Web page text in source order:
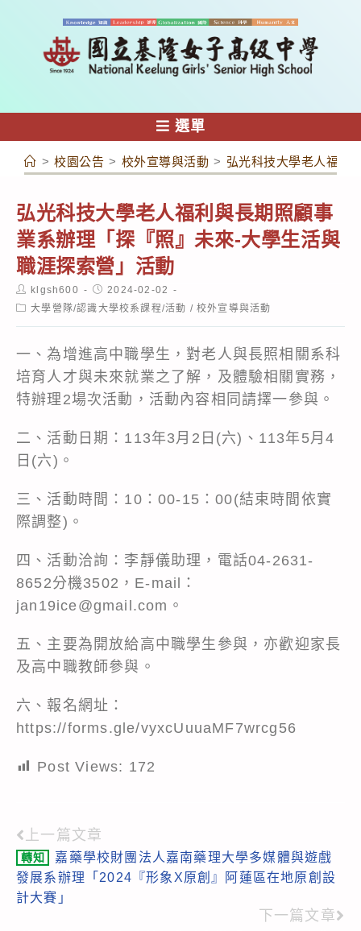
容
選單
> 校園公告 > 校外宣導與活動 > 弘光科技大學老人福利
弘光科技大學老人福利與長期照顧事
業系辦理「探『照』未來-大學生活與
職涯探索營」活動
Post
author:
klgsh600
Post
published:
2024-02-02
Post大學營隊/認識大學校系課程/活動 / 校外宣導與活動
一、為增進高中職學生，對老人與長照相關系科
培育人才與未來就業之了解，及體驗相關實務，
特辦理2場次活動，活動內容相同請擇一參與。
二、活動日期：113年3月2日(六)、113年5月4
日(六)。
三、活動時間：10：00-15：00(結束時間依實
際調整)。
四、活動洽詢：李靜儀助理，電話04-2631-
8652分機3502，E-mail：
jan19ice@gmail.com。
五、主要為開放給高中職學生參與，亦歡迎家長
及高中職教師參與。
六、報名網址：
https://forms.gle/vyxcUuuaMF7wrcg56
Post Views: 172
Read
more
articles
上一篇文章
轉知
嘉藥學校財團法人嘉南藥理大學多媒體與遊戲
發展系辦理「2024『形象X原創』阿蓮區在地原創設
計大賽」
下一篇文章